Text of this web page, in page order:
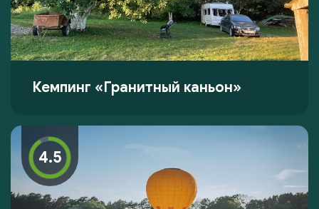
Кемпинг «Гранитный каньон»
4.5